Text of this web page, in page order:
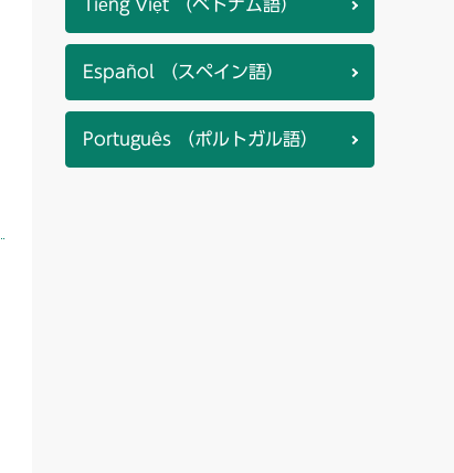
Tiếng Việt （ベトナム語）
Español （スペイン語）
Português （ポルトガル語）